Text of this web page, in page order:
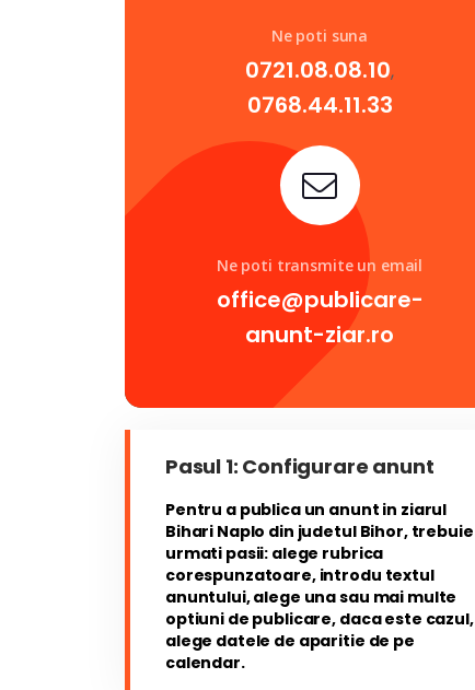
Ne poti suna
0721.08.08.10,
0768.44.11.33
Ne poti transmite un email
office@publicare-
anunt-ziar.ro
Pasul 1: Configurare anunt
Pentru a publica un anunt in ziarul
Bihari Naplo din judetul Bihor, trebuie
urmati pasii: alege rubrica
corespunzatoare, introdu textul
anuntului, alege una sau mai multe
optiuni de publicare, daca este cazul,
alege datele de aparitie de pe
calendar.